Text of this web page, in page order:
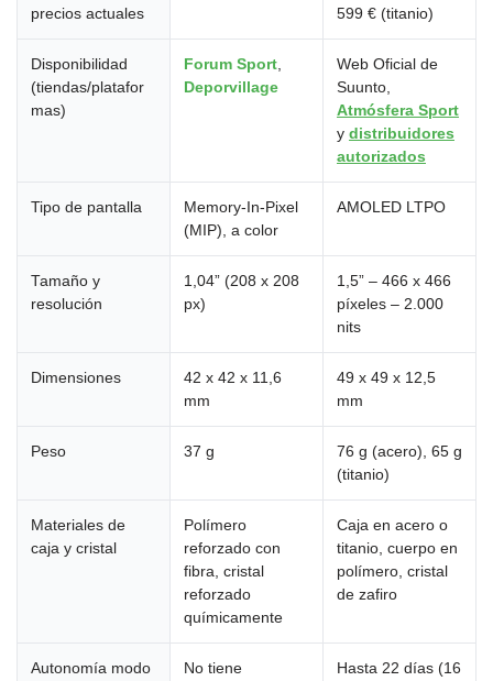
precios actuales
599 € (titanio)
Disponibilidad
(tiendas/platafor
mas)
Forum Sport
Deporvillage
Web Oficial de
Suunto,
Atmósfera Sport
y distribuidores
autorizados
Tipo de pantalla
Memory-In-Pixel
(MIP), a color
AMOLED LTPO
Tamaño y
resolución
1,04” (208 x 208
px)
1,5” – 466 x 466
píxeles – 2.000
nits
Dimensiones
42 x 42 x 11,6
mm
49 x 49 x 12,5
mm
Peso 37 g
76 g (acero), 65 g
(titanio)
Materiales de
caja y cristal
Polímero
reforzado con
fibra, cristal
reforzado
químicamente
Caja en acero o
titanio, cuerpo en
polímero, cristal
de zafiro
Autonomía modo
No tiene
Hasta 22 días (16